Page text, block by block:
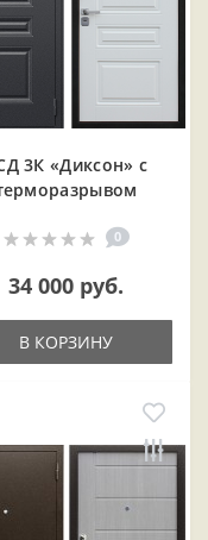
3К «Диксон» с
0
34 000 руб.
В КОРЗИНУ